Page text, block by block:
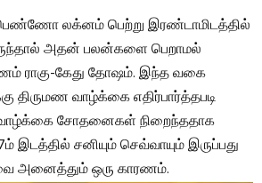
லக்னம் பெற்று இரண்டாமிடத்தில்
அதன் பலன்களை பெறாமல்
ராகு-கேது தோஷம். இந்த வகை
வாழ்க்கை எதிர்பார்த்தபடி
சோதனைகள் நிறைந்ததாக
இடத்தில் சனியும் செவ்வாயும் இருப்பது
அனைத்தும் ஒரு காரணம்.